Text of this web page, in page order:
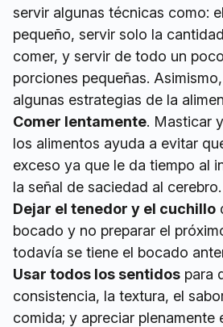
servir algunas técnicas como:
pequeño, servir solo la
comer, y servir de todo un
porciones pequeñas.
algunas estrategias de la
Comer lentamente. Masticar
los alimentos ayuda a evitar
exceso ya que le da tiempo al
la señal de saciedad al cerebro.
Dejar el tenedor y el cuchillo
bocado y no preparar el
todavía se tiene el bocado
Usar todos los sentidos para
consistencia, la textura, el
comida; y apreciar plenamente